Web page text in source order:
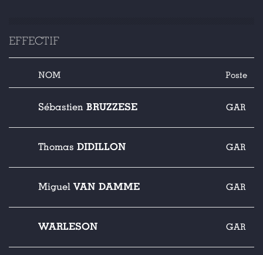
EFFECTIF
NOM Poste
Sébastien BRUZZESE GAR
Thomas DIDILLON GAR
Miguel VAN DAMME GAR
WARLESON GAR